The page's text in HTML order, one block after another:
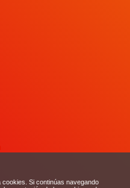
Si continúas navegando